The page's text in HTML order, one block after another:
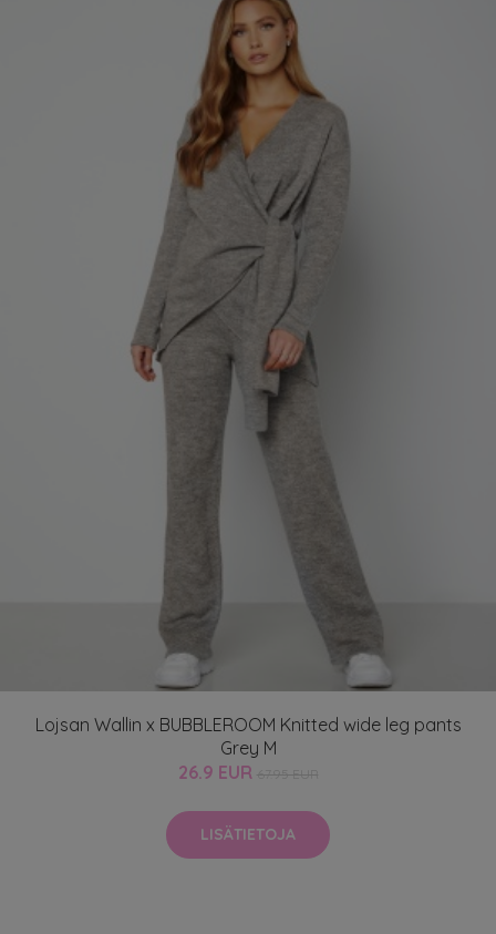
Lojsan Wallin x BUBBLEROOM Knitted wide leg pants
Grey M
26.9 EUR
LISÄTIETOJA